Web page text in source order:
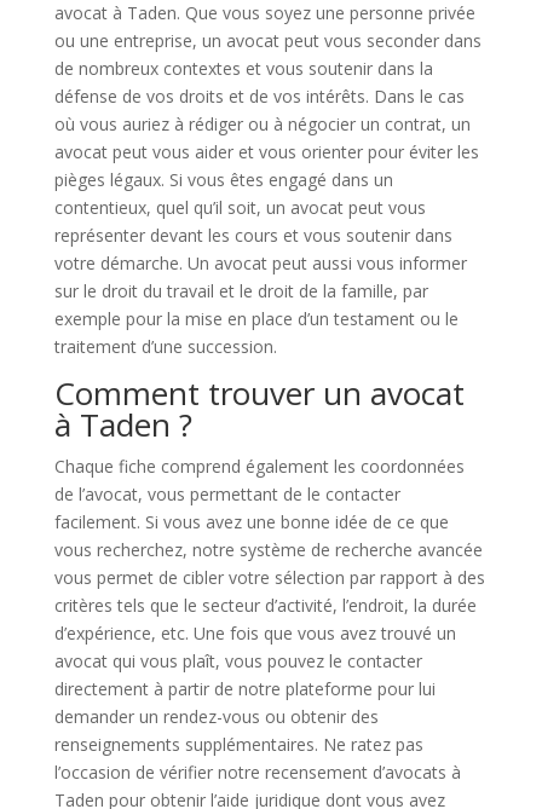
avocat à Taden. Que vous soyez une personne privée
ou une entreprise, un avocat peut vous seconder dans
de nombreux contextes et vous soutenir dans la
défense de vos droits et de vos intérêts. Dans le cas
où vous auriez à rédiger ou à négocier un contrat, un
avocat peut vous aider et vous orienter pour éviter les
pièges légaux. Si vous êtes engagé dans un
contentieux, quel qu’il soit, un avocat peut vous
représenter devant les cours et vous soutenir dans
votre démarche. Un avocat peut aussi vous informer
sur le droit du travail et le droit de la famille, par
exemple pour la mise en place d’un testament ou le
traitement d’une succession.
Comment trouver un avocat
à Taden ?
Chaque fiche comprend également les coordonnées
de l’avocat, vous permettant de le contacter
facilement. Si vous avez une bonne idée de ce que
vous recherchez, notre système de recherche avancée
vous permet de cibler votre sélection par rapport à des
critères tels que le secteur d’activité, l’endroit, la durée
d’expérience, etc. Une fois que vous avez trouvé un
avocat qui vous plaît, vous pouvez le contacter
directement à partir de notre plateforme pour lui
demander un rendez-vous ou obtenir des
renseignements supplémentaires. Ne ratez pas
l’occasion de vérifier notre recensement d’avocats à
Taden pour obtenir l’aide juridique dont vous avez